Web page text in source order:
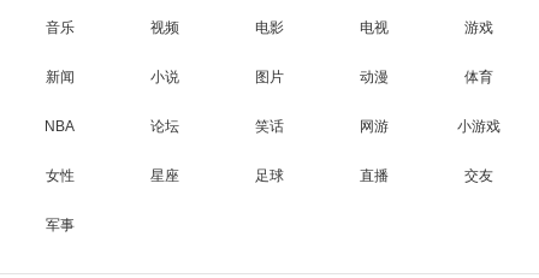
音乐 视频 电影 电视 游戏
新闻 小说 图片 动漫 体育
NBA 论坛 笑话 网游 小游戏
女性 星座 足球 直播 交友
军事